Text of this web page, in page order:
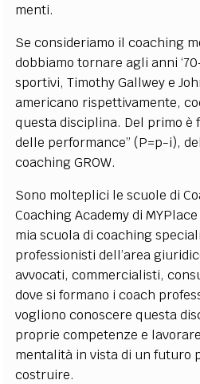
menti.
Se consideriamo il coaching
dobbiamo tornare agli anni
sportivi, Timothy Gallwey e
americano rispettivamente,
questa disciplina. Del primo è
delle performance” (P=p-i),
coaching GROW.
Sono molteplici le scuole di
Coaching Academy di
mia scuola di coaching
professionisti dell’area
avvocati, commercialisti,
dove si formano i coach
vogliono conoscere questa
proprie competenze e
mentalità in vista di un futuro
costruire.